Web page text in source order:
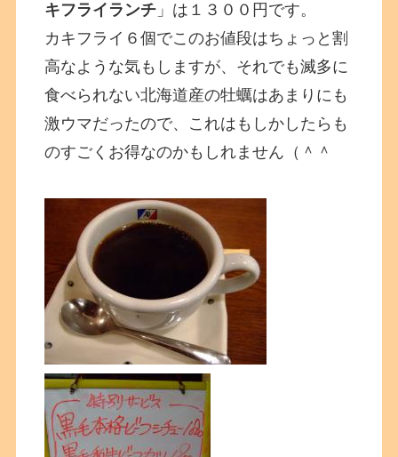
キフライランチ 」は１３００円です。
カキフライ６個でこのお値段はちょっと割
高なような気もしますが、それでも滅多に
食べられない北海道産の牡蠣はあまりにも
激ウマだったので、これはもしかしたらも
のすごくお得なのかもしれません（＾＾